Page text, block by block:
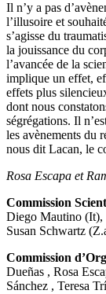
Il n’y a pas
l’illusoire et
s’agisse du
la jouissance du
l’avancée de la
implique un effet,
effets plus
dont nous
ségrégations. Il
les avènements du
nous dit Lacan, le
Rosa Escapa et
Commission
Diego Mautino
Susan Schwartz
Commission
Dueñas , Rosa
Sánchez , Teresa